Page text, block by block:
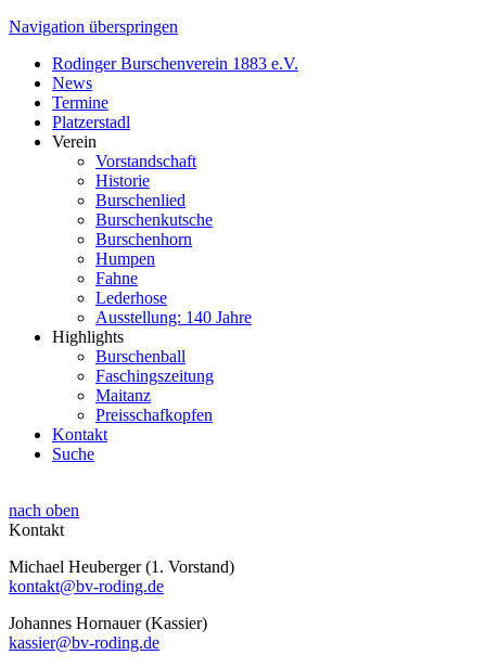
Navigation überspringen
Rodinger Burschenverein 1883 e.V.
News
Termine
Platzerstadl
Verein
Vorstandschaft
Historie
Burschenlied
Burschenkutsche
Burschenhorn
Humpen
Fahne
Lederhose
Ausstellung: 140 Jahre
Highlights
Burschenball
Faschingszeitung
Maitanz
Preisschafkopfen
Kontakt
Suche
nach oben
Kontakt
Michael Heuberger (1. Vorstand)
kontakt@bv-roding.de
Johannes Hornauer (Kassier)
kassier@bv-roding.de